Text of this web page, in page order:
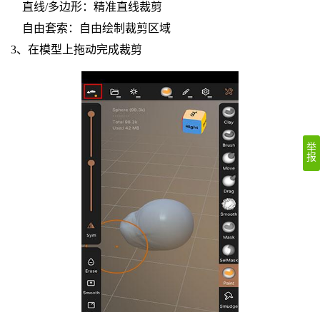
直线/多边形：精准直线裁剪
自由套索：自由绘制裁剪区域
3、在模型上拖动完成裁剪
举
报